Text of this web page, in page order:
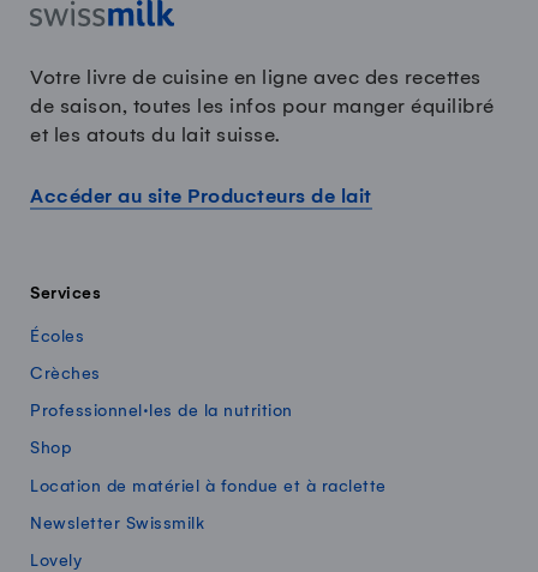
Votre livre de cuisine en ligne avec des recettes
de saison, toutes les infos pour manger équilibré
et les atouts du lait suisse.
Accéder au site Producteurs de lait
Services
Écoles
Crèches
Professionnel·les de la nutrition
Shop
Location de matériel à fondue et à raclette
Newsletter Swissmilk
Lovely